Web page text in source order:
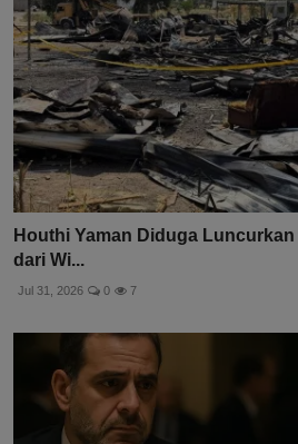
Houthi Yaman Diduga
dari Wi...
Jul 31, 2026 0 7